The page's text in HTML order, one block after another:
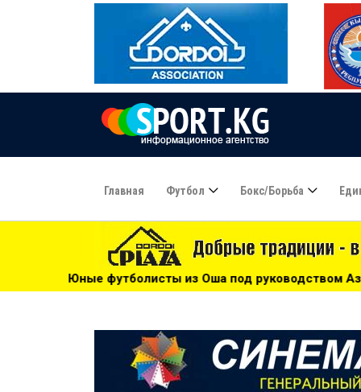
Главная Футбол Бокс/борьба
из Оша под руководством Азамата Байматова